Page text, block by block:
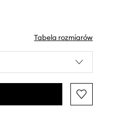
Tabela rozmiarów